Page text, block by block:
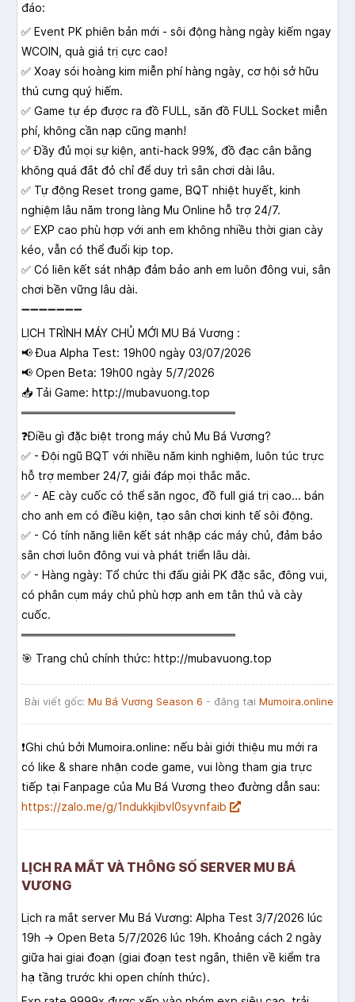
đáo:
✅ Event PK phiên bản mới - sôi động hàng ngày kiếm ngay
WCOIN, quà giá trị cực cao!
✅ Xoay sói hoàng kim miễn phí hàng ngày, cơ hội sở hữu
thú cưng quý hiếm.
✅ Game tự ép được ra đồ FULL, săn đồ FULL Socket miễn
phí, không cần nạp cũng mạnh!
✅ Đầy đủ mọi sự kiện, anti-hack 99%, đồ đạc cân bằng
không quá đắt đỏ chỉ để duy trì sân chơi dài lâu.
✅ Tự động Reset trong game, BQT nhiệt huyết, kinh
nghiệm lâu năm trong làng Mu Online hỗ trợ 24/7.
✅ EXP cao phù hợp với anh em không nhiều thời gian cày
kéo, vẫn có thể đuổi kịp top.
✅ Có liên kết sát nhập đảm bảo anh em luôn đông vui, sân
chơi bền vững lâu dài.
➖➖➖➖➖➖➖
LỊCH TRÌNH MÁY CHỦ MỚI MU Bá Vương :
📢 Đua Alpha Test: 19h00 ngày 03/07/2026
📢 Open Beta: 19h00 ngày 5/7/2026
📥 Tải Game: http://mubavuong.top
═══════════════════════════
❓Điều gì đặc biệt trong máy chủ Mu Bá Vương?
✅ - Đội ngũ BQT với nhiều năm kinh nghiệm, luôn túc trực
hỗ trợ member 24/7, giải đáp mọi thắc mắc.
✅ - AE cày cuốc có thể săn ngọc, đồ full giá trị cao... bán
cho anh em có điều kiện, tạo sân chơi kinh tế sôi động.
✅ - Có tính năng liên kết sát nhập các máy chủ, đảm bảo
sân chơi luôn đông vui và phát triển lâu dài.
✅ - Hàng ngày: Tổ chức thi đấu giải PK đặc sắc, đông vui,
có phân cụm máy chủ phù hợp anh em tân thủ và cày
cuốc.
═══════════════════════════
🎯 Trang chủ chính thức: http://mubavuong.top
Bài viết gốc: Mu Bá Vương Season 6 - đăng tại Mumoira.online
❗️Ghi chú bởi Mumoira.online: nếu bài giới thiệu mu mới ra
có like & share nhận code game, vui lòng tham gia trực
tiếp tại Fanpage của Mu Bá Vương theo đường dẫn sau:
https://zalo.me/g/1ndukkjibvl0syvnfaib
LỊCH RA MẮT VÀ THÔNG SỐ SERVER MU BÁ
VƯƠNG
Lịch ra mắt server Mu Bá Vương: Alpha Test 3/7/2026 lúc
19h → Open Beta 5/7/2026 lúc 19h. Khoảng cách 2 ngày
giữa hai giai đoạn (giai đoạn test ngắn, thiên về kiểm tra
hạ tầng trước khi open chính thức).